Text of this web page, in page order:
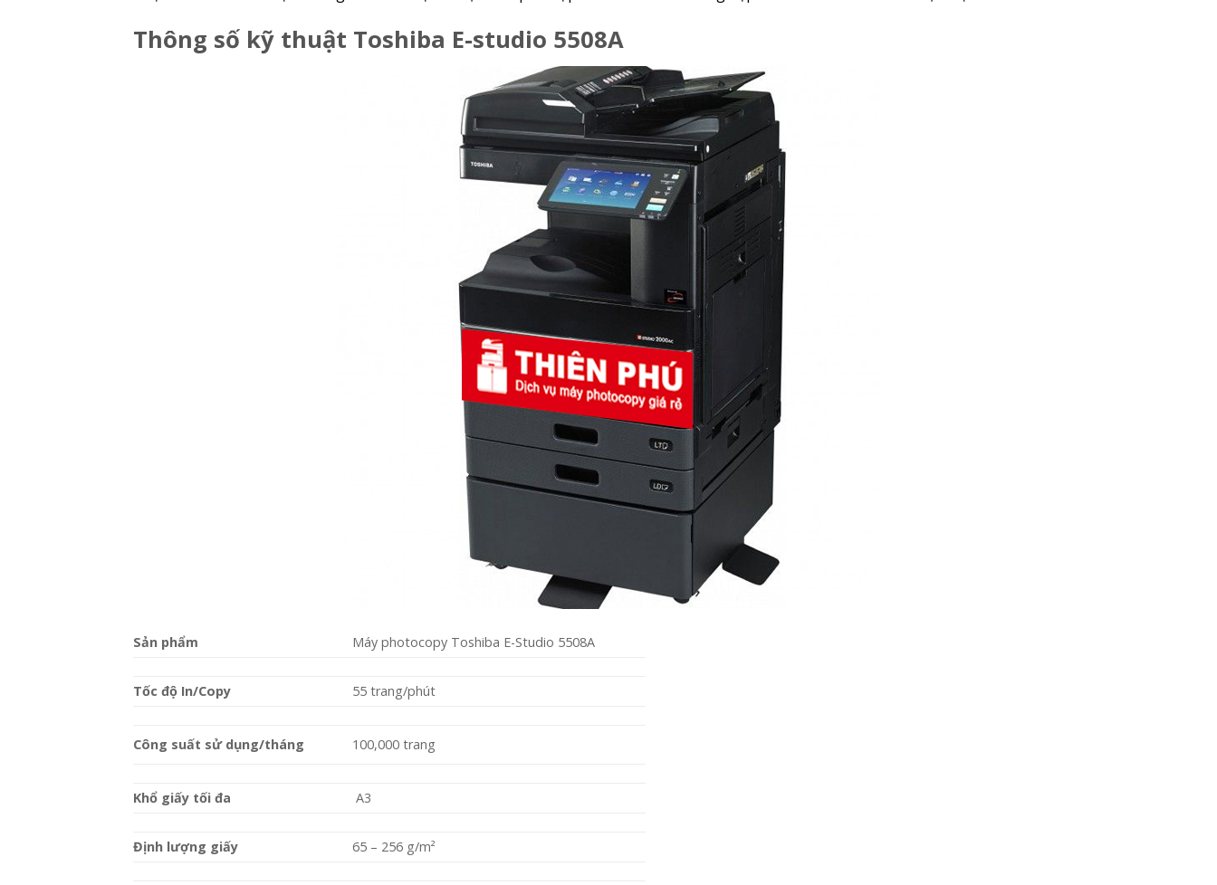
Thông số kỹ thuật Toshiba E-studio 5508A
Sản phẩm Máy photocopy Toshiba E-Studio 5508A
Tốc độ In/Copy 55 trang/phút
Công suất sử dụng/tháng 100,000 trang
Khổ giấy tối đa A3
Định lượng giấy 65 – 256 g/m²